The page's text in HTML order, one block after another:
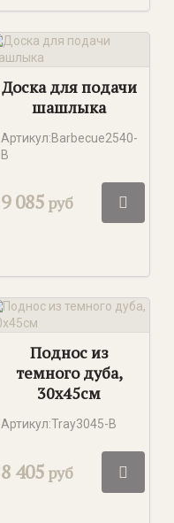
Доска для подачи
шашлыка
Артикул:Barbecue2540-
B
9 085 руб
Поднос из
темного дуба,
30х45см
Артикул:Tray3045-B
8 405 руб